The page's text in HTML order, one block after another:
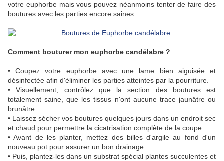
votre euphorbe mais vous pouvez néanmoins tenter de faire des
boutures avec les parties encore saines.
Comment bouturer mon euphorbe candélabre ?
• Coupez votre euphorbe avec une lame bien aiguisée et
désinfectée afin d'éliminer les parties atteintes par la pourriture.
• Visuellement, contrôlez que la section des boutures est
totalement saine, que les tissus n'ont aucune trace jaunâtre ou
brunâtre.
• Laissez sécher vos boutures quelques jours dans un endroit sec
et chaud pour permettre la cicatrisation complète de la coupe.
• Avant de les planter, mettez des billes d'argile au fond d'un
nouveau pot pour assurer un bon drainage.
• Puis, plantez-les dans un substrat spécial plantes succulentes et